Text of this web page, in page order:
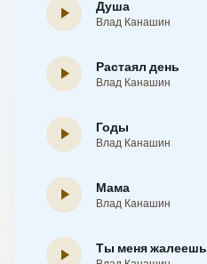
play_arrow Душа
Влад Канашин
play_arrow Растаял день
Влад Канашин
play_arrow Годы
Влад Канашин
play_arrow Мама
Влад Канашин
play_arrow Ты меня жалеешь